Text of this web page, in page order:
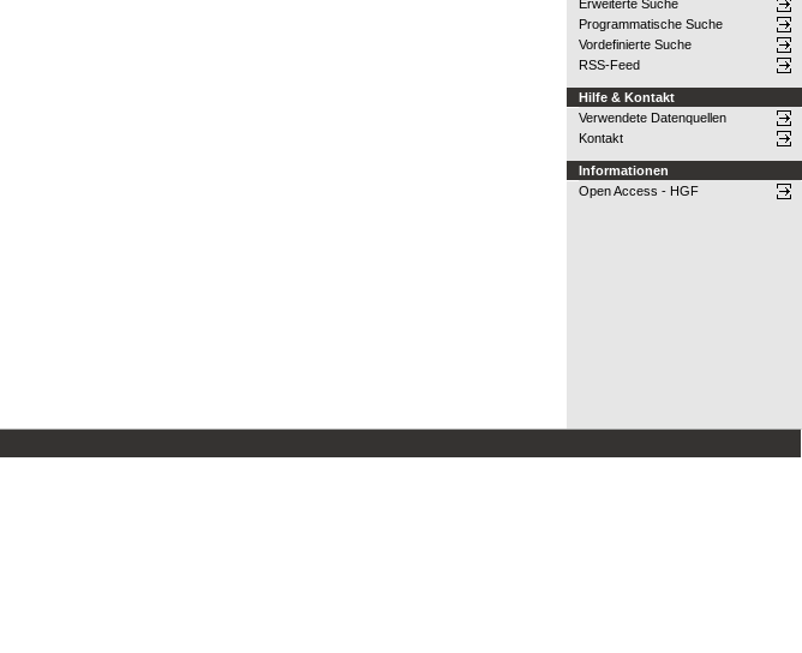
Erweiterte Suche
Programmatische Suche
Vordefinierte Suche
RSS-Feed
Hilfe & Kontakt
Verwendete Datenquellen
Kontakt
Informationen
Open Access - HGF